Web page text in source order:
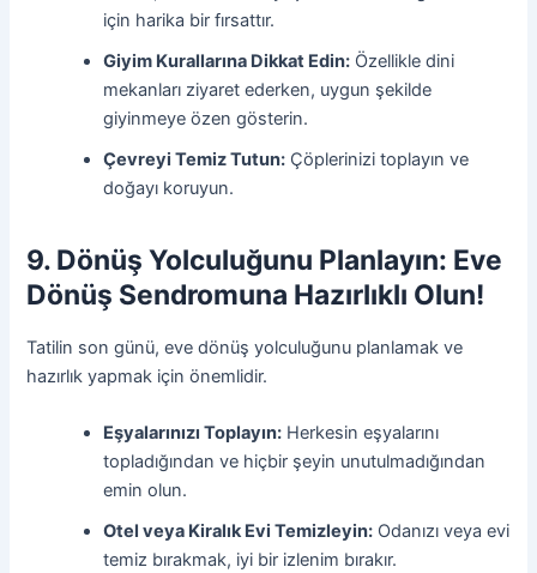
için harika bir fırsattır.
Giyim Kurallarına Dikkat Edin: Özellikle dini
mekanları ziyaret ederken, uygun şekilde
giyinmeye özen gösterin.
Çevreyi Temiz Tutun: Çöplerinizi toplayın ve
doğayı koruyun.
9. Dönüş Yolculuğunu Planlayın: Eve
Dönüş Sendromuna Hazırlıklı Olun!
Tatilin son günü, eve dönüş yolculuğunu planlamak ve
hazırlık yapmak için önemlidir.
Eşyalarınızı Toplayın: Herkesin eşyalarını
topladığından ve hiçbir şeyin unutulmadığından
emin olun.
Otel veya Kiralık Evi Temizleyin: Odanızı veya evi
temiz bırakmak, iyi bir izlenim bırakır.